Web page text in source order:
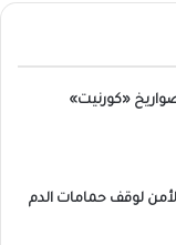
«كورنيت»
لوقف حمامات الدم